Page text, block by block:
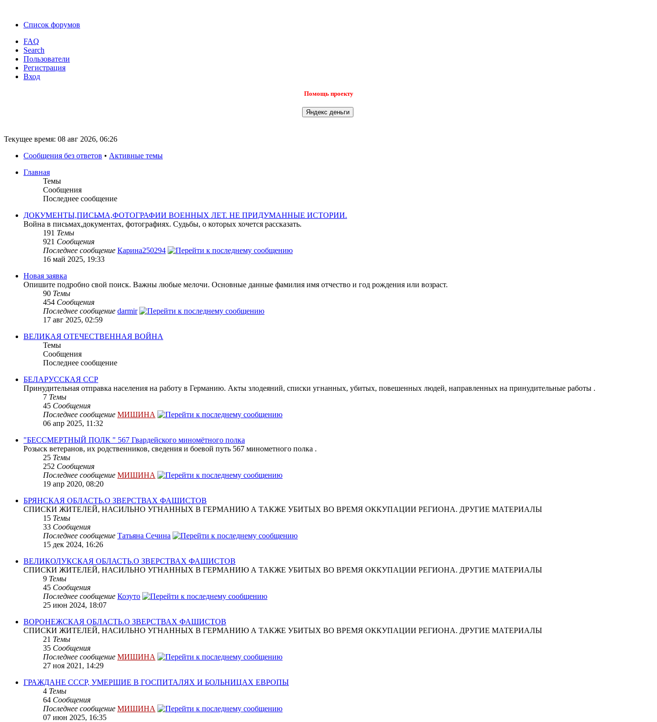
Список форумов
FAQ
Search
Пользователи
Регистрация
Вход
Помощь проекту
Текущее время: 08 авг 2026, 06:26
Сообщения без ответов • Активные темы
Главная
Темы
Сообщения
Последнее сообщение
ДОКУМЕНТЫ,ПИСЬМА,ФОТОГРАФИИ ВОЕННЫХ ЛЕТ. НЕ ПРИДУМАННЫЕ ИСТОРИИ.
Война в письмах,документах, фотографиях. Судьбы, о которых хочется рассказать.
191 Темы
921 Сообщения
Последнее сообщение Карина250294
16 май 2025, 19:33
Новая заявка
Опишите подробно свой поиск. Важны любые мелочи. Основные данные фамилия имя отчество и год рождения или возраст.
90 Темы
454 Сообщения
Последнее сообщение darmir
17 авг 2025, 02:59
ВЕЛИКАЯ ОТЕЧЕСТВЕННАЯ ВОЙНА
Темы
Сообщения
Последнее сообщение
БЕЛАРУССКАЯ ССР
Принудительная отправка населения на работу в Германию. Акты злодеяний, списки угнанных, убитых, повешенных людей, направленных на принудительные работы .
7 Темы
45 Сообщения
Последнее сообщение МИШИНА
06 апр 2025, 11:32
"БЕССМЕРТНЫЙ ПОЛК " 567 Гвардейского миномётного полка
Розыск ветеранов, их родственников, сведения и боевой путь 567 минометного полка .
25 Темы
252 Сообщения
Последнее сообщение МИШИНА
19 апр 2020, 08:20
БРЯНСКАЯ ОБЛАСТЬ.О ЗВЕРСТВАХ ФАШИСТОВ
СПИСКИ ЖИТЕЛЕЙ, НАСИЛЬНО УГНАННЫХ В ГЕРМАНИЮ А ТАКЖЕ УБИТЫХ ВО ВРЕМЯ ОККУПАЦИИ РЕГИОНА. ДРУГИЕ МАТЕРИАЛЫ
15 Темы
33 Сообщения
Последнее сообщение Татьяна Сечина
15 дек 2024, 16:26
ВЕЛИКОЛУКСКАЯ ОБЛАСТЬ.О ЗВЕРСТВАХ ФАШИСТОВ
СПИСКИ ЖИТЕЛЕЙ, НАСИЛЬНО УГНАННЫХ В ГЕРМАНИЮ А ТАКЖЕ УБИТЫХ ВО ВРЕМЯ ОККУПАЦИИ РЕГИОНА. ДРУГИЕ МАТЕРИАЛЫ
9 Темы
45 Сообщения
Последнее сообщение Козуто
25 июн 2024, 18:07
ВОРОНЕЖСКАЯ ОБЛАСТЬ.О ЗВЕРСТВАХ ФАШИСТОВ
СПИСКИ ЖИТЕЛЕЙ, НАСИЛЬНО УГНАННЫХ В ГЕРМАНИЮ А ТАКЖЕ УБИТЫХ ВО ВРЕМЯ ОККУПАЦИИ РЕГИОНА. ДРУГИЕ МАТЕРИАЛЫ
21 Темы
35 Сообщения
Последнее сообщение МИШИНА
27 ноя 2021, 14:29
ГРАЖДАНЕ СССР, УМЕРШИЕ В ГОСПИТАЛЯХ И БОЛЬНИЦАХ ЕВРОПЫ
4 Темы
64 Сообщения
Последнее сообщение МИШИНА
07 июн 2025, 16:35